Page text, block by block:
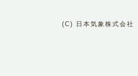
(C) 日本気象株式会社